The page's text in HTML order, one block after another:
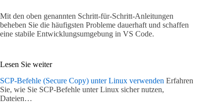
Mit den oben genannten Schritt-für-Schritt-Anleitungen
beheben Sie die häufigsten Probleme dauerhaft und schaffen
eine stabile Entwicklungsumgebung in VS Code.
Lesen Sie weiter
SCP-Befehle (Secure Copy) unter Linux verwenden Erfahren
Sie, wie Sie SCP-Befehle unter Linux sicher nutzen,
Dateien…